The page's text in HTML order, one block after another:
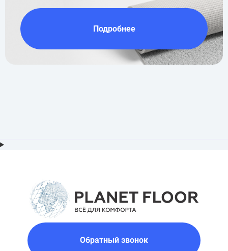
Подробнее
Обратный звонок